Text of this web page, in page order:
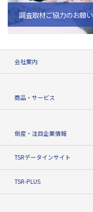
調査取材ご協力のお願い
会社案内
商品・サービス
倒産・注目企業情報
TSRデータインサイト
TSR-PLUS